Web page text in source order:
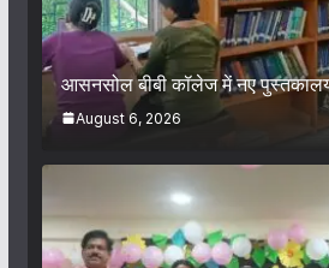
आसनसोल बीबी कॉलेज में नए
August 6, 2026